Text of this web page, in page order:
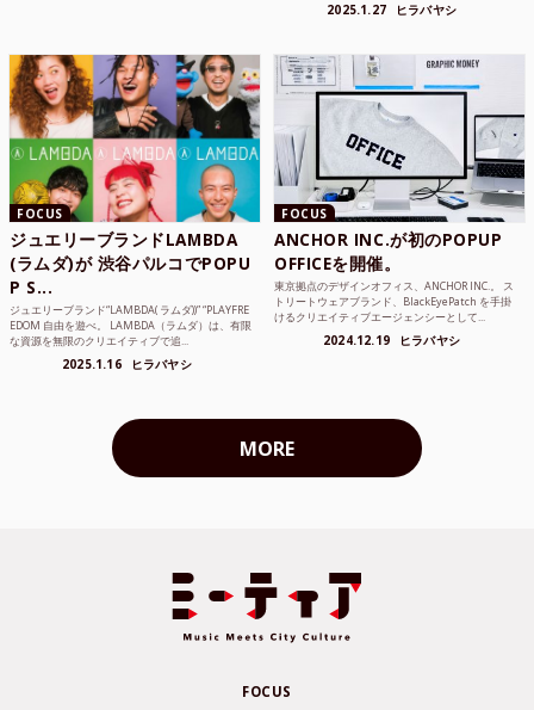
2025.1.27 ヒラバヤシ
FOCUS
ジュエリーブランドLAMBDA
(ラムダ)が 渋谷パルコでPOPU
P S...
ジュエリーブランド“LAMBDA( ラムダ))” “PLAYFRE
EDOM 自由を遊べ。 LAMBDA（ラムダ）は、有限
な資源を無限のクリエイティブで追...
2025.1.16 ヒラバヤシ
FOCUS
ANCHOR INC.が初のPOPUP
OFFICEを開催。
東京拠点のデザインオフィス、ANCHOR INC.。 ス
トリートウェアブランド、BlackEyePatch を手掛
けるクリエイティブエージェンシーとして...
2024.12.19 ヒラバヤシ
MORE
FOCUS